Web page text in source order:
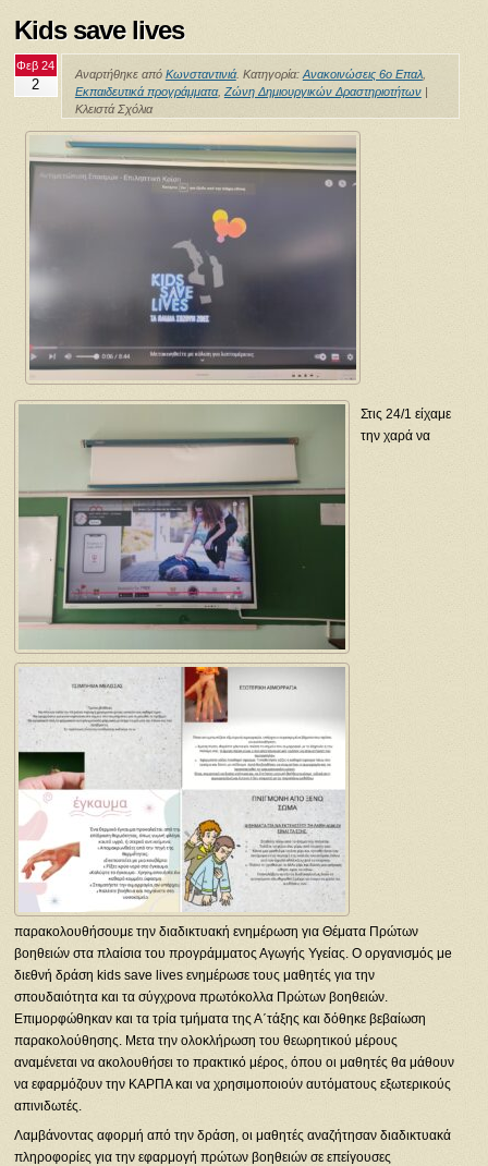
Kids save lives
Φεβ 24
2
Αναρτήθηκε από Κωνσταντινιά. Κατηγορία: Ανακοινώσεις 6ο Επαλ,
Εκπαιδευτικά προγράμματα, Ζώνη Δημιουργικών Δραστηριοτήτων|
Κλειστά Σχόλια
Στις 24/1 είχαμε
την χαρά να
παρακολουθήσουμε την διαδικτυακή ενημέρωση για Θέματα Πρώτων
βοηθειών στα πλαίσια του προγράμματος Αγωγής Υγείας. Ο οργανισμός μe
διεθνή δράση kids save lives ενημέρωσε τους μαθητές για την
σπουδαιότητα και τα σύγχρονα πρωτόκολλα Πρώτων βοηθειών.
Επιμορφώθηκαν και τα τρία τμήματα της Α΄τάξης και δόθηκε βεβαίωση
παρακολούθησης. Μετα την ολοκλήρωση του θεωρητικού μέρους
αναμένεται να ακολουθήσει το πρακτικό μέρος, όπου οι μαθητές θα μάθουν
να εφαρμόζουν την ΚΑΡΠΑ και να χρησιμοποιούν αυτόματους εξωτερικούς
απινιδωτές.
Λαμβάνοντας αφορμή από την δράση, οι μαθητές αναζήτησαν διαδικτυακά
πληροφορίες για την εφαρμογή πρώτων βοηθειών σε επείγουσες